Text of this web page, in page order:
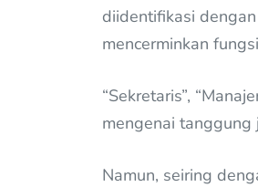
diidentifikasi
mencerminkan
“Sekretaris”,
mengenai
Namun, seiring